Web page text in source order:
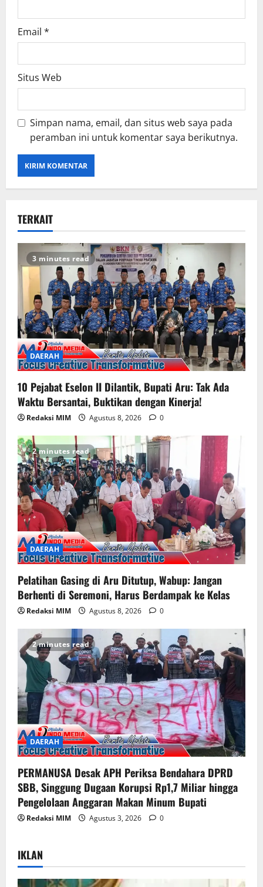
Email *
Situs Web
Simpan nama, email, dan situs web saya pada
peramban ini untuk komentar saya berikutnya.
TERKAIT
3 minutes read
DAERAH
10 Pejabat Eselon II Dilantik, Bupati Aru: Tak Ada
Waktu Bersantai, Buktikan dengan Kinerja!
Redaksi MIM Agustus 8, 2026 0
2 minutes read
DAERAH
Pelatihan Gasing di Aru Ditutup, Wabup: Jangan
Berhenti di Seremoni, Harus Berdampak ke Kelas
Redaksi MIM Agustus 8, 2026 0
2 minutes read
DAERAH
PERMANUSA Desak APH Periksa Bendahara DPRD
SBB, Singgung Dugaan Korupsi Rp1,7 Miliar hingga
Pengelolaan Anggaran Makan Minum Bupati
Redaksi MIM Agustus 3, 2026 0
IKLAN